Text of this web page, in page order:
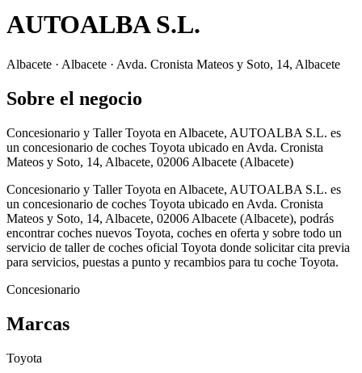
AUTOALBA S.L.
Albacete · Albacete · Avda. Cronista Mateos y Soto, 14, Albacete
Sobre el negocio
Concesionario y Taller Toyota en Albacete, AUTOALBA S.L. es
un concesionario de coches Toyota ubicado en Avda. Cronista
Mateos y Soto, 14, Albacete, 02006 Albacete (Albacete)
Concesionario y Taller Toyota en Albacete, AUTOALBA S.L. es
un concesionario de coches Toyota ubicado en Avda. Cronista
Mateos y Soto, 14, Albacete, 02006 Albacete (Albacete), podrás
encontrar coches nuevos Toyota, coches en oferta y sobre todo un
servicio de taller de coches oficial Toyota donde solicitar cita previa
para servicios, puestas a punto y recambios para tu coche Toyota.
Concesionario
Marcas
Toyota